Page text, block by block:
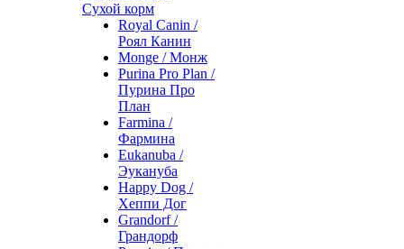
Сухой корм
Royal Canin /
Роял Канин
Monge / Монж
Purina Pro Plan /
Пурина Про
План
Farmina /
Фармина
Eukanuba /
Эукануба
Happy Dog /
Хеппи Дог
Grandorf /
Грандорф